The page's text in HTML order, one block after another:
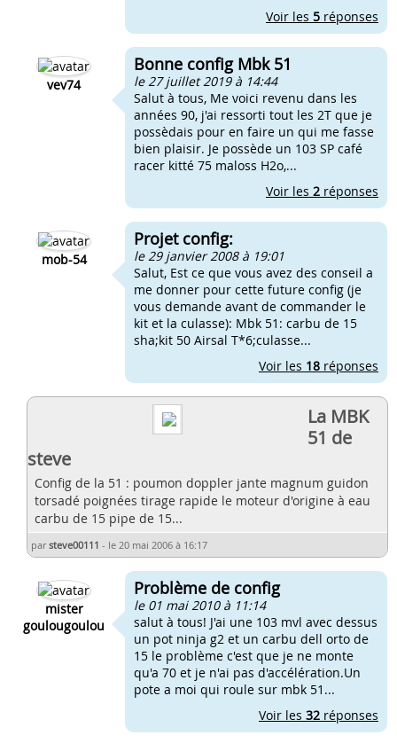
Voir les 5 réponses
vev74
Bonne config Mbk 51
le 27 juillet 2019 à 14:44
Salut à tous, Me voici revenu dans les
années 90, j'ai ressorti tout les 2T que je
possèdais pour en faire un qui me fasse
bien plaisir. Je possède un 103 SP café
racer kitté 75 maloss H2o,...
Voir les 2 réponses
mob-54
Projet config:
le 29 janvier 2008 à 19:01
Salut, Est ce que vous avez des conseil a
me donner pour cette future config (je
vous demande avant de commander le
kit et la culasse): Mbk 51: carbu de 15
sha;kit 50 Airsal T*6;culasse...
Voir les 18 réponses
La MBK
51 de
steve
Config de la 51 : poumon doppler jante magnum guidon
torsadé poignées tirage rapide le moteur d'origine à eau
carbu de 15 pipe de 15...
parsteve00111 - le 20 mai 2006 à 16:17
mister
goulougoulou
Problème de config
le 01 mai 2010 à 11:14
salut à tous! J'ai une 103 mvl avec dessus
un pot ninja g2 et un carbu dell orto de
15 le problème c'est que je ne monte
qu'a 70 et je n'ai pas d'accélération.Un
pote a moi qui roule sur mbk 51...
Voir les 32 réponses